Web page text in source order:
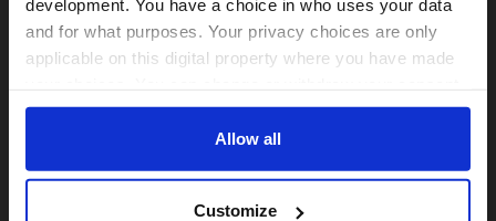
development. You have a choice in who uses your data
and for what purposes. Your privacy choices are only
applicable on this digital property where you have made
any time from the Cookie Declaration or by clicking on
Allow all
Customize
Wir informieren zu Arten und Preisen
Mit einer Anfrage bis zu 3 Angebote
vergleichen
Bis zu 30 % sparen und 4.000 €
Zuschuss sichern
Über 800 Anbieter
JETZT VERGLEICHEN